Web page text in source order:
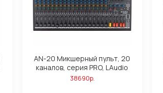
AN-20 Микшерный пульт, 20
каналов, серия PRO, LAudio
38690р.